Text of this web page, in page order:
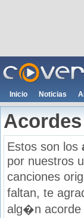
Inicio Noticias
Estos son los
por nuestros
canciones
faltan, te
alg�n acorde